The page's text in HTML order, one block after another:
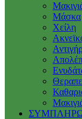
Μάσκα
Χείλη